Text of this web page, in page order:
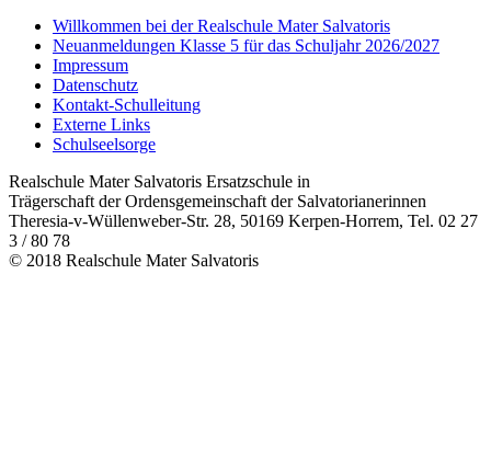
Willkommen bei der Realschule Mater Salvatoris
Neuanmeldungen Klasse 5 für das Schuljahr 2026/2027
Impressum
Datenschutz
Kontakt-Schulleitung
Externe Links
Schulseelsorge
Realschule Mater Salvatoris Ersatzschule in
Trägerschaft der Ordensgemeinschaft der Salvatorianerinnen
Theresia-v-Wüllenweber-Str. 28, 50169 Kerpen-Horrem, Tel. 02 27
3 / 80 78
© 2018 Realschule Mater Salvatoris